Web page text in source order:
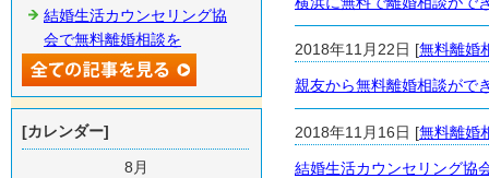
2018年11月22日 [無料離婚
親友から無料離婚相談がで
2018年11月16日 [無料離婚
結婚生活カウンセリング協
結婚生活カウンセリング協
会で無料離婚相談を
[カレンダー]
8月